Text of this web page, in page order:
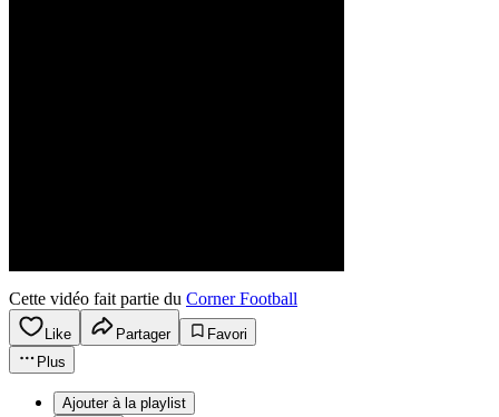
Cette vidéo fait partie du Corner Football
Like Partager
Favori
Plus
Ajouter à la playlist